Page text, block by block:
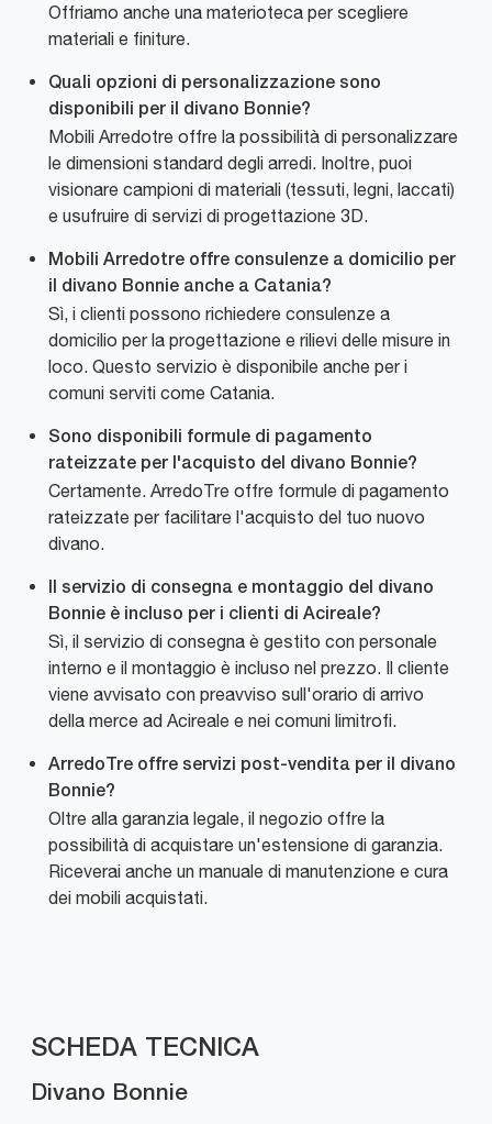
Offriamo anche una materioteca per scegliere
materiali e finiture.
Quali opzioni di personalizzazione sono
disponibili per il divano Bonnie?
Mobili Arredotre offre la possibilità di personalizzare
le dimensioni standard degli arredi. Inoltre, puoi
visionare campioni di materiali (tessuti, legni, laccati)
e usufruire di servizi di progettazione 3D.
Mobili Arredotre offre consulenze a domicilio per
il divano Bonnie anche a Catania?
Sì, i clienti possono richiedere consulenze a
domicilio per la progettazione e rilievi delle misure in
loco. Questo servizio è disponibile anche per i
comuni serviti come Catania.
Sono disponibili formule di pagamento
rateizzate per l'acquisto del divano Bonnie?
Certamente. ArredoTre offre formule di pagamento
rateizzate per facilitare l'acquisto del tuo nuovo
divano.
Il servizio di consegna e montaggio del divano
Bonnie è incluso per i clienti di Acireale?
Sì, il servizio di consegna è gestito con personale
interno e il montaggio è incluso nel prezzo. Il cliente
viene avvisato con preavviso sull'orario di arrivo
della merce ad Acireale e nei comuni limitrofi.
ArredoTre offre servizi post-vendita per il divano
Bonnie?
Oltre alla garanzia legale, il negozio offre la
possibilità di acquistare un'estensione di garanzia.
Riceverai anche un manuale di manutenzione e cura
dei mobili acquistati.
SCHEDA TECNICA
Divano Bonnie